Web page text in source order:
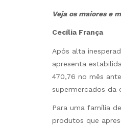
Veja os maiores e
Cecília França
Após alta
apresenta
470,76 no mês
supermercados da
Para uma família
produtos que